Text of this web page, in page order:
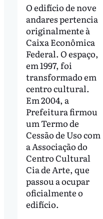
O edifício de nove
andares pertencia
originalmente à
Caixa Econômica
Federal. O espaço,
em 1997, foi
transformado em
centro cultural.
Em 2004, a
Prefeitura firmou
um Termo de
Cessão de Uso com
a Associação do
Centro Cultural
Cia de Arte, que
passou a ocupar
oficialmente o
edifício.